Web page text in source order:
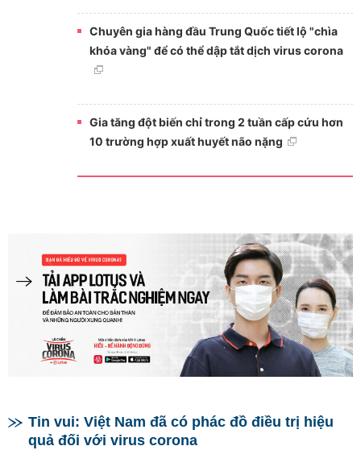
Chuyên gia hàng đầu Trung Quốc tiết lộ "chìa
khóa vàng" để có thể dập tắt dịch virus corona
Gia tăng đột biến chỉ trong 2 tuần cấp cứu hơn
10 trường hợp xuất huyết não nặng
Tin vui: Việt Nam đã có phác đồ điều trị hiệu
quả đối với virus corona